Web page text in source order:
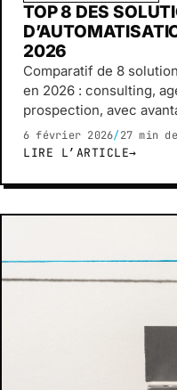
TOP 8 DES
2026
Comparatif de 8
en 2026 : consulting,
prospection, avec
6 février 2026/27 min
LIRE L’ARTICLE→